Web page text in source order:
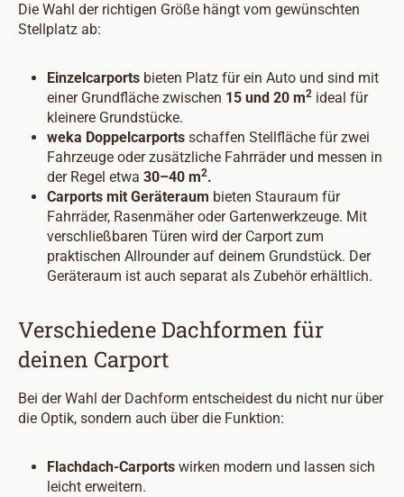
Die Wahl der richtigen Größe hängt vom gewünschten
Stellplatz ab:
Einzelcarports bieten Platz für ein Auto und sind mit
einer Grundfläche zwischen 15 und 20 m2 ideal für
kleinere Grundstücke.
weka Doppelcarports schaffen Stellfläche für zwei
Fahrzeuge oder zusätzliche Fahrräder und messen in
der Regel etwa 30–40 m2.
Carports mit Geräteraum bieten Stauraum für
Fahrräder, Rasenmäher oder Gartenwerkzeuge. Mit
verschließbaren Türen wird der Carport zum
praktischen Allrounder auf deinem Grundstück. Der
Geräteraum ist auch separat als Zubehör erhältlich.
Verschiedene Dachformen für
deinen Carport
Bei der Wahl der Dachform entscheidest du nicht nur über
die Optik, sondern auch über die Funktion:
Flachdach-Carports wirken modern und lassen sich
leicht erweitern.